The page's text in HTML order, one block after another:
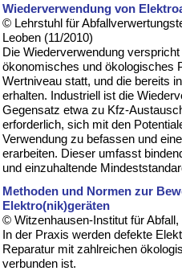
Wiederverwendung von
© Lehrstuhl für
Leoben (11/2010)
Die Wiederverwendung
ökonomisches und ökologisches
Wertniveau statt, und die bereits
erhalten. Industriell ist die
Gegensatz etwa zu Kfz-
erforderlich, sich mit den
Verwendung zu befassen und
erarbeiten. Dieser umfasst
und einzuhaltende
Methoden und Normen zur
Elektro(nik)geräten
© Witzenhausen-Institut für
In der Praxis werden defekte
Reparatur mit zahlreichen
verbunden ist.